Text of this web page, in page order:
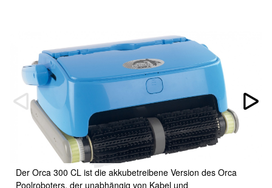
Der Orca 300 CL ist die akkubetreibene Version des Orca
Poolroboters, der unabhängig von Kabel und